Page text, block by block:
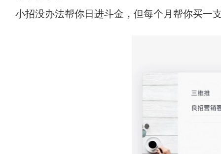
小招没办法帮你日进斗金，但每个月帮你买一